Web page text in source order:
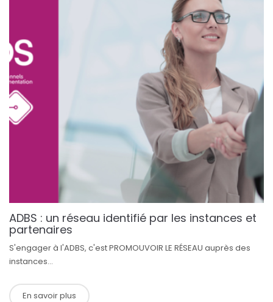
ADBS : un réseau identifié par les instances et
partenaires
S'engager à l'ADBS, c'est PROMOUVOIR LE RÉSEAU auprès des
instances...
En savoir plus